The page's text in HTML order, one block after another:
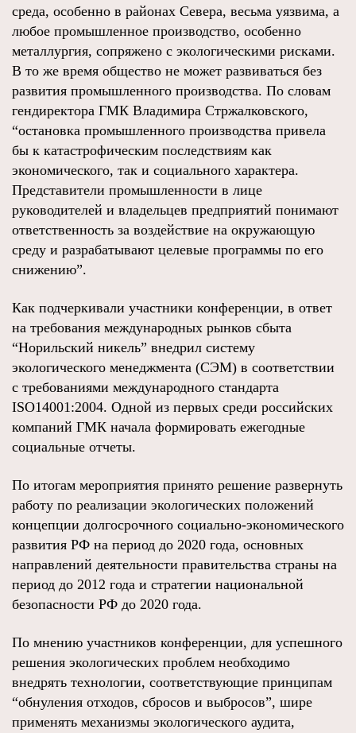
среда, особенно в районах Севера, весьма уязвима, а
любое промышленное производство, особенно
металлургия, сопряжено с экологическими рисками.
В то же время общество не может развиваться без
развития промышленного производства. По словам
гендиректора ГМК Владимира Стржалковского,
“остановка промышленного производства привела
бы к катастрофическим последствиям как
экономического, так и социального характера.
Представители промышленности в лице
руководителей и владельцев предприятий понимают
ответственность за воздействие на окружающую
среду и разрабатывают целевые программы по его
снижению”.
Как подчеркивали участники конференции, в ответ
на требования международных рынков сбыта
“Норильский никель” внедрил систему
экологического менеджмента (СЭМ) в соответствии
с требованиями международного стандарта
ISO14001:2004. Одной из первых среди российских
компаний ГМК начала формировать ежегодные
социальные отчеты.
По итогам мероприятия принято решение развернуть
работу по реализации экологических положений
концепции долгосрочного социально-экономического
развития РФ на период до 2020 года, основных
направлений деятельности правительства страны на
период до 2012 года и стратегии национальной
безопасности РФ до 2020 года.
По мнению участников конференции, для успешного
решения экологических проблем необходимо
внедрять технологии, соответствующие принципам
“обнуления отходов, сбросов и выбросов”, шире
применять механизмы экологического аудита,